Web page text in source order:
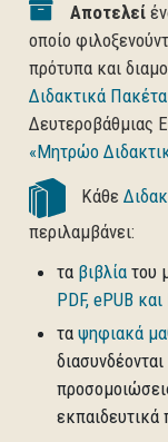
Αποτελεί
οποίο
πρότυπα και
Διδακτικά Πακέτα
Δευτεροβάθμιας
«Μητρώο
Κάθε
περιλαμβάνει:
τα βιβλία του
PDF, ePUB
τα ψηφιακά
εκπαιδευτικά